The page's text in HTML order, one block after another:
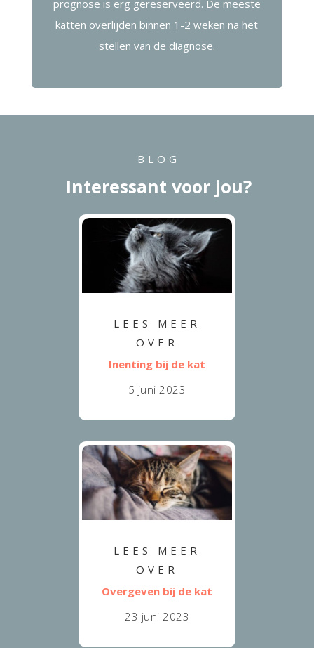
prognose is erg gereserveerd. De meeste
katten overlijden binnen 1-2 weken na het
stellen van de diagnose.
BLOG
Interessant voor jou?
LEES MEER
OVER
Inenting bij de kat
5 juni 2023
LEES MEER
OVER
Overgeven bij de kat
23 juni 2023